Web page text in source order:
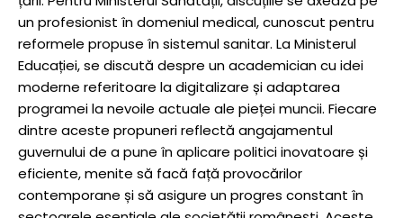
un profesionist în domeniul medical, cunoscut pentru
reformele propuse în sistemul sanitar. La Ministerul
Educației, se discută despre un academician cu idei
moderne referitoare la digitalizare și adaptarea
programei la nevoile actuale ale pieței muncii. Fiecare
dintre aceste propuneri reflectă angajamentul
guvernului de a pune în aplicare politici inovatoare și
eficiente, menite să facă față provocărilor
contemporane și să asigure un progres constant în